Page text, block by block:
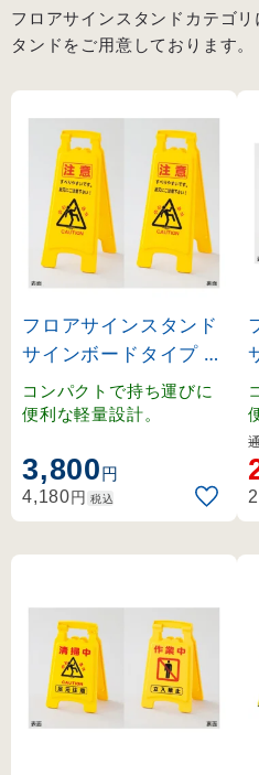
フロアサインスタンドカテゴ
タンドをご用意しております。
フロアサインスタンド
サインボードタイプ 注
意 すべりやすいです (
337503)
コンパクトで持ち運びに
便利な軽量設計。
3,800円
4,180円 税込